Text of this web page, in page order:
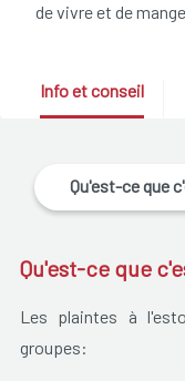
de vivre et de
Info et conseil
Qu'est-ce que
Qu'est-ce que
Les plaintes à
groupes: